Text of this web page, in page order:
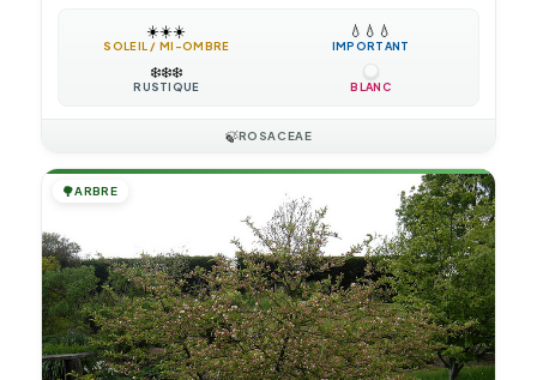
☀️☀️☀️
SOLEIL / MI-OMBRE
💧 💧 💧
IMPORTANT
❄️❄️❄️
RUSTIQUE BLANC
🍃ROSACEAE
🌳ARBRE